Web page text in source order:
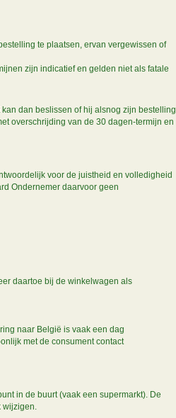
te plaatsen, ervan vergewissen of
zijn indicatief en gelden niet als fatale
dan beslissen of hij alsnog zijn bestelling
overschrijding van de 30 dagen-termijn en
voor de juistheid en volledigheid
Ondernemer daarvoor geen
daartoe bij de winkelwagen als
naar België is vaak een dag
met de consument contact
in de buurt (vaak een supermarkt). De
wijzigen.